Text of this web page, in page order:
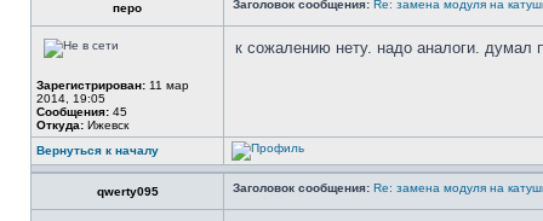
перо Заголовок сообщения: Re: замена модуля на
Зарегистрирован: 11 мар
2014, 19:05
Сообщения: 45
Откуда: Ижевск
к сожалению нету. надо аналоги. думал
Вернуться к началу
qwerty095 Заголовок сообщения: Re: замена модуля на